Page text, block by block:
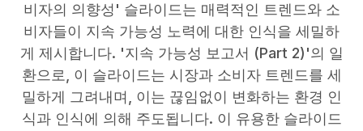
비자의 의향성' 슬라이드는 매력적인 트렌드와 소
비자들이 지속 가능성 노력에 대한 인식을 세밀하
게 제시합니다. '지속 가능성 보고서 (Part 2)'의 일
환으로, 이 슬라이드는 시장과 소비자 트렌드를 세
밀하게 그려내며, 이는 끊임없이 변화하는 환경 인
식과 인식에 의해 주도됩니다. 이 유용한 슬라이드